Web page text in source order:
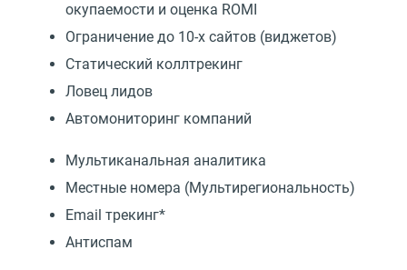
окупаемости и оценка ROMI
Ограничение до 10-х сайтов (виджетов)
Статический коллтрекинг
Ловец лидов
Автомониторинг компаний
Мультиканальная аналитика
Местные номера (Мультирегиональность)
Email трекинг*
Антиспам